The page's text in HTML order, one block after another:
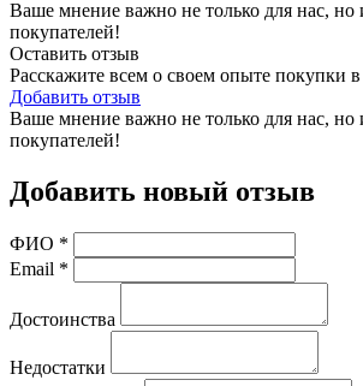
Ваше мнение важно не только для нас, но
покупателей!
Оставить отзыв
Расскажите всем о своем опыте покупки
Добавить отзыв
Ваше мнение важно не только для нас, но
покупателей!
Добавить новый отзыв
ФИО *
Email *
Достоинства
Недостатки